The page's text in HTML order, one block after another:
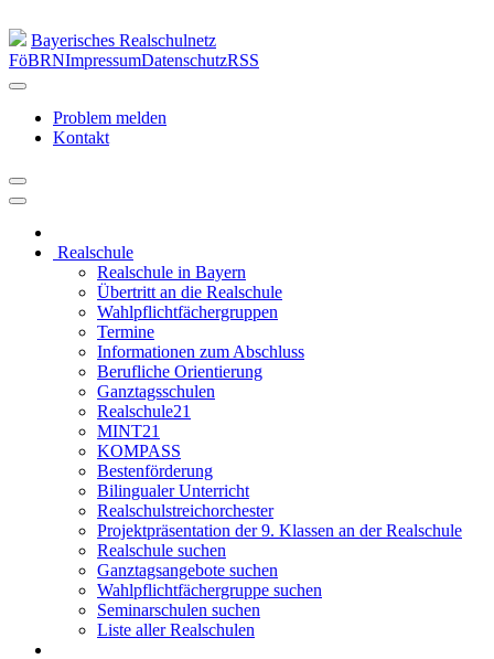
Bayerisches Realschulnetz
FöBRNImpressumDatenschutzRSS
Problem melden
Kontakt
Realschule
Realschule in Bayern
Übertritt an die Realschule
Wahlpflichtfächergruppen
Termine
Informationen zum Abschluss
Berufliche Orientierung
Ganztagsschulen
Realschule21
MINT21
KOMPASS
Bestenförderung
Bilingualer Unterricht
Realschulstreichorchester
Projektpräsentation der 9. Klassen an der Realschule
Realschule suchen
Ganztagsangebote suchen
Wahlpflichtfächergruppe suchen
Seminarschulen suchen
Liste aller Realschulen